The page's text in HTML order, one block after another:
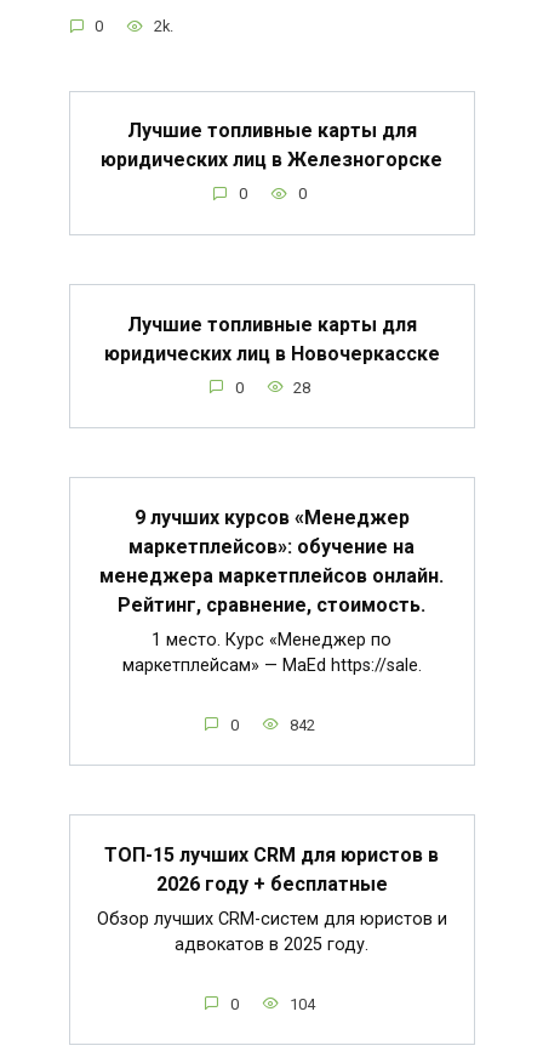
0 2k.
Лучшие топливные карты для
юридических лиц в Железногорске
0 0
Лучшие топливные карты для
юридических лиц в Новочеркасске
0 28
9 лучших курсов «Менеджер
маркетплейсов»: обучение на
менеджера маркетплейсов онлайн.
Рейтинг, сравнение, стоимость.
1 место. Курс «Менеджер по
маркетплейсам» — MaEd https://sale.
0 842
ТОП-15 лучших CRM для юристов в
2026 году + бесплатные
Обзор лучших CRM-систем для юристов и
адвокатов в 2025 году.
0 104